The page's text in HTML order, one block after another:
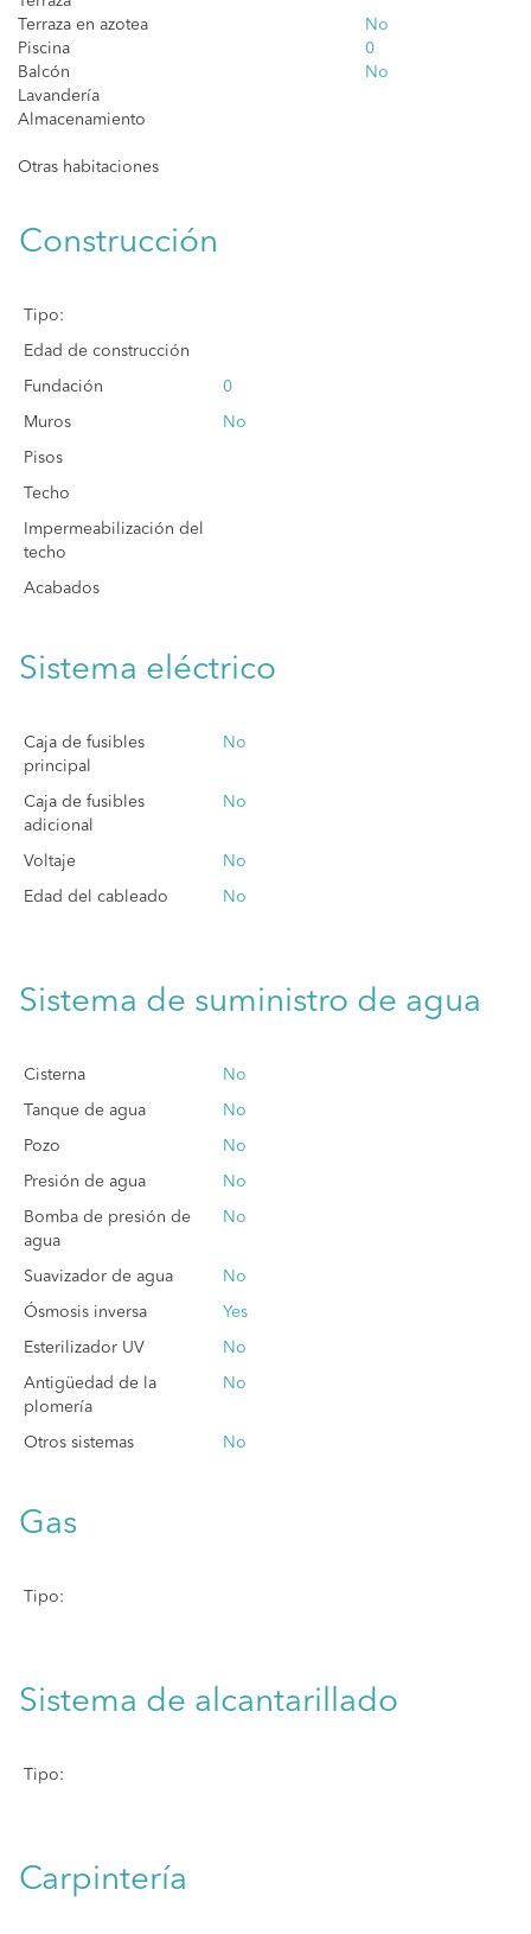
Terraza en azotea
No
Piscina
0
Balcón
No
Lavandería
Almacenamiento
Otras habitaciones
Construcción
Tipo:
Edad de construcción
Fundación 0
Muros No
Pisos
Techo
Impermeabilización del
techo
Acabados
Sistema eléctrico
Caja de fusibles
principal
No
Caja de fusibles
adicional
No
Voltaje No
Edad del cableado No
Sistema de suministro de agua
Cisterna No
Tanque de agua No
Pozo No
Presión de agua No
Bomba de presión de
agua
No
Suavizador de agua No
Ósmosis inversa Yes
Esterilizador UV No
Antigüedad de la
plomería
No
Otros sistemas No
Gas
Tipo:
Sistema de alcantarillado
Tipo:
Carpintería